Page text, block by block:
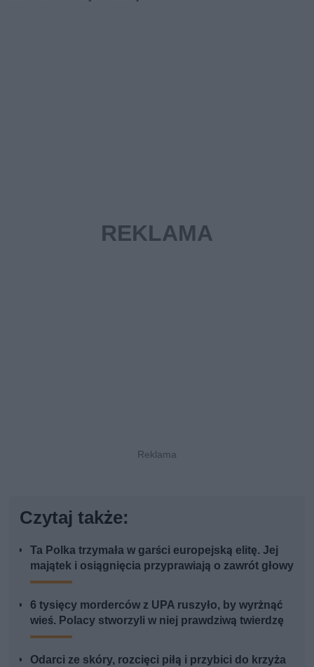
Czytaj także:
Ta Polka trzymała w garści europejską elitę. Jej
majątek i osiągnięcia przyprawiają o zawrót głowy
6 tysięcy morderców z UPA ruszyło, by wyrżnąć
wieś. Polacy stworzyli w niej prawdziwą twierdzę
Odarci ze skóry, rozcięci piłą i przybici do krzyża